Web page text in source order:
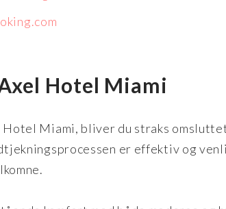
Hotel Miami
Miami, bliver du straks
er effektiv og